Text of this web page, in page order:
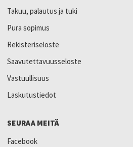
Takuu, palautus ja tuki
Pura sopimus
Rekisteriseloste
Saavutettavuusseloste
Vastuullisuus
Laskutustiedot
SEURAA MEITÄ
Facebook